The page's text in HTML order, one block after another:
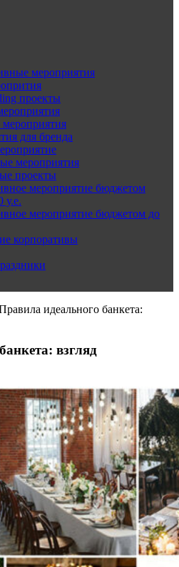
мероприятия
проекты
для бренда
мероприятия
проекты
мероприятие бюджетом
у.е.
мероприятие бюджетом до
корпоративы
идеального банкета:
взгляд